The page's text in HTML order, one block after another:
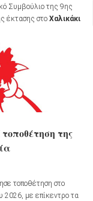
Συμβούλιο της 9ης
έκτασης στο Χαλικάκι
της
τοποθέτηση στο
2026, με επίκεντρο τα